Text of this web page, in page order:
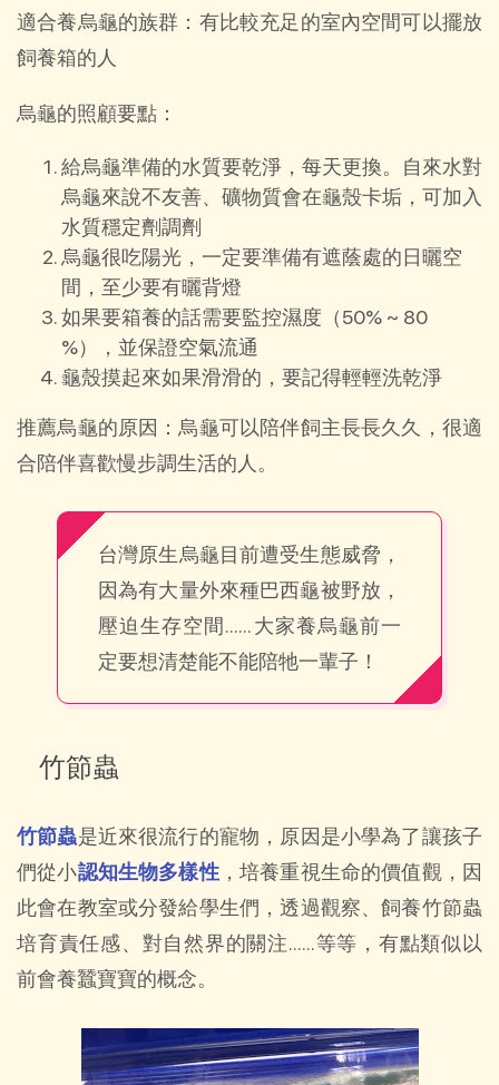
適合養烏龜的族群：有比較充足的室內空間可以擺放
飼養箱的人
烏龜的照顧要點：
給烏龜準備的水質要乾淨，每天更換。自來水對
烏龜來說不友善、礦物質會在龜殼卡垢，可加入
水質穩定劑調劑
烏龜很吃陽光，一定要準備有遮蔭處的日曬空
間，至少要有曬背燈
如果要箱養的話需要監控濕度（50% ~ 80
%），並保證空氣流通
龜殼摸起來如果滑滑的，要記得輕輕洗乾淨
推薦烏龜的原因：烏龜可以陪伴飼主長長久久，很適
合陪伴喜歡慢步調生活的人。
台灣原生烏龜目前遭受生態威脅，
因為有大量外來種巴西龜被野放，
壓迫生存空間……大家養烏龜前一
定要想清楚能不能陪牠一輩子！
竹節蟲
竹節蟲是近來很流行的寵物，原因是小學為了讓孩子
們從小認知生物多樣性，培養重視生命的價值觀，因
此會在教室或分發給學生們，透過觀察、飼養竹節蟲
培育責任感、對自然界的關注……等等，有點類似以
前會養蠶寶寶的概念。